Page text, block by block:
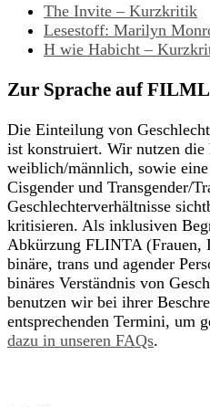
The Invite – Kurzkritik
Lesestoff: Marilyn
H wie Habicht –
Zur Sprache auf
Die Einteilung von
ist konstruiert. Wir nutzen die
weiblich/männlich, sowie
Cisgender und Transgender/
Geschlechterverhältnisse
kritisieren. Als inklusiven
Abkürzung FLINTA (Frauen,
binäre, trans und agender
binäres Verständnis von
benutzen wir bei ihrer
entsprechenden Termini, um
dazu in unseren FAQs.